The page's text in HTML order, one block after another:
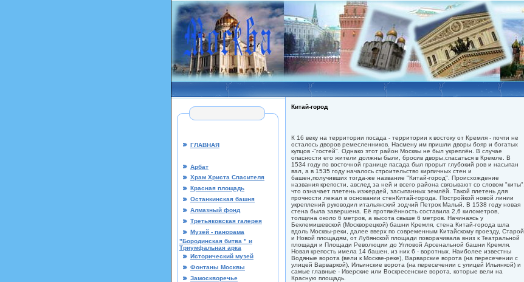
ГЛАВНАЯ
Арбат
Храм Христа Спасителя
Красная площадь
Останкинская башня
Алмазный фонд
Третьяковская галерея
Музей - панорама
"Бородинская битва " и
Триумфальная арка
Исторический музей
Фонтаны Москвы
Замоскворечье
Китай-город
К 16 веку на территории посада - территории к востоку от Кремля - почти не
осталось дворов ремесленников. Насмену им пришли дворы бояр и богатых
купцов -"гостей". Однако этот район Москвы не был укреплён. В случае
опасности его жители должны были, бросив дворы,спасаться в Кремле. В
1534 году по восточной границе пасада был прорыт глубокий ров и насыпан
вал, а в 1535 году началось строительство кирпичных стен и
башен,получивших тогда-же название "Китай-город". Происхождение
названия крепости, авслед за ней и всего района связывают со словом "киты",
что означает плетень изжердей, засыпанных землёй. Такой плетень для
прочности лежал в основании стенКитай-города. Постройкой новой линии
укреплений руководил итальянский зодчий Петрок Малый. В 1538 году новая
стена была завершена. Её протяжённость составила 2,6 километров,
толщина около 6 метров, а высота свыше 6 метров. Начинаясь у
Беклемишевской (Москворецкой) башни Кремля, стена Китай-города шла
вдоль Москвы-реки, далее вверх по современным Китайскому проезду, Старой
и Новой площадям, от Лубянской площади поворачивала вниз к Театральной
площади и Площади Революции до Угловой Арсенальной башни Кремля.
Новая крепость имела 14 башен, из них 6 - воротных. Наиболее известны
Водяные ворота (вели к Москве-реке), Варварские ворота (на пересечении с
улицей Варваркой), Ильинские ворота (на пересечении с улицей Ильинкой) и
самые главные - Иверские или Воскресенские ворота, которые вели на
Красную площадь.